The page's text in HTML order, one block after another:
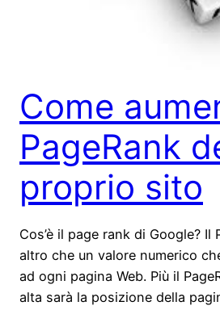
Come
PageRank
proprio sito
Cos’è il page rank di Google? Il
altro che un valore numerico
ad ogni pagina Web. Più il
alta sarà la posizione della